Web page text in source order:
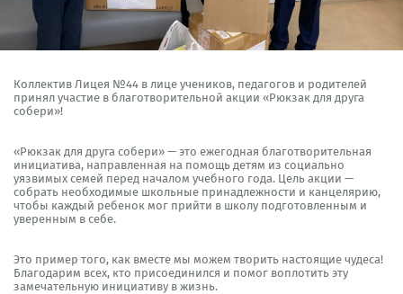
Коллектив Лицея №44 в лице учеников, педагогов и родителей
принял участие в благотворительной акции «Рюкзак для друга
собери»!
«Рюкзак для друга собери» — это ежегодная благотворительная
инициатива, направленная на помощь детям из социально
уязвимых семей перед началом учебного года. Цель акции —
собрать необходимые школьные принадлежности и канцелярию,
чтобы каждый ребенок мог прийти в школу подготовленным и
уверенным в себе.
Это пример того, как вместе мы можем творить настоящие чудеса!
Благодарим всех, кто присоединился и помог воплотить эту
замечательную инициативу в жизнь.